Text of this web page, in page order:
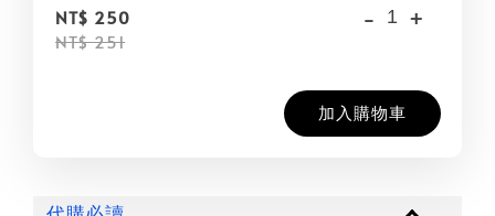
NT$ 250
NT$ 251
- +
加入購物車